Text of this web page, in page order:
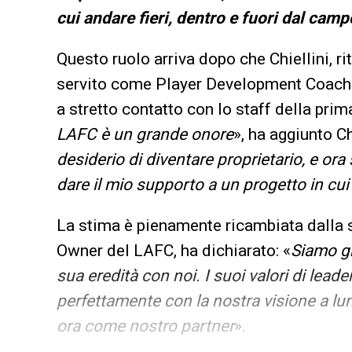
cui andare fieri, dentro e fuori dal
Questo ruolo arriva dopo che Chiellini,
servito come Player Development
a stretto contatto con lo staff della
LAFC è un grande onore», ha aggiunto
desiderio di diventare proprietario, e
dare il mio supporto a un progetto in
La stima è pienamente ricambiata dalla
Owner del LAFC, ha dichiarato: «Siamo
sua eredità con noi. I suoi valori di
perfettamente con la nostra visione a
ora come nostro partner».